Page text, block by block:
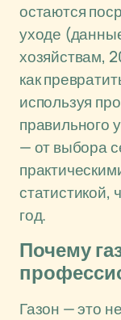
остаются
уходе
хозяйствам,
как
используя
правильного
— от выбора
статистикой,
год.
Почему
Газон — это